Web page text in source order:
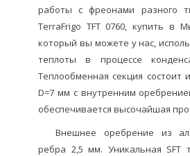
работы с фреонами разного
TerraFrigo TFT 0760, купить в
который вы можете у нас,
теплоты в процессе
Теплообменная секция состоит
D=7 мм с внутренним
обеспечивается высочайшая
Внешнее оребрение из
ребра 2,5 мм. Уникальная SFT